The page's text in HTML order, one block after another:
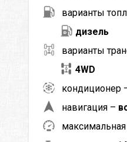
варианты
дизель
варианты
4WD
кондиционер
навигация –